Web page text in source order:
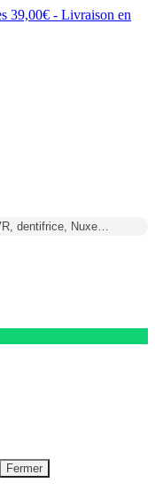
39,00€ - Livraison en
dentifrice, Nuxe…
Fermer